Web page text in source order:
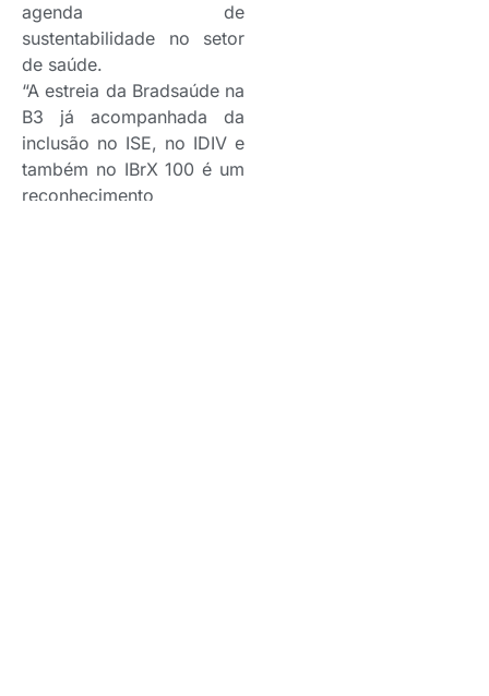
agenda de
sustentabilidade no setor
de saúde.
“A estreia da Bradsaúde na
B3 já acompanhada da
inclusão no ISE, no IDIV e
também no IBrX 100 é um
reconhecimento